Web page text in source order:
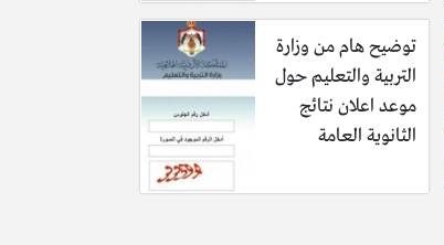
توضيح هام من وزارة
التربية والتعليم حول
موعد اعلان نتائج
الثانوية العامة